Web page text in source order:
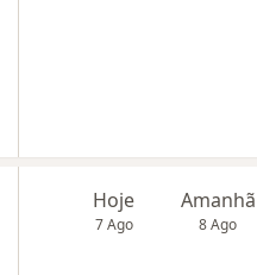
Hoje
7 Ago
Amanhã
8 Ago